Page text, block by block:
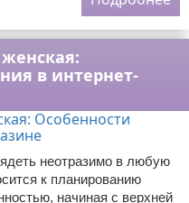
в интернет-
неотразимо в любую
к планированию
начиная с верхней